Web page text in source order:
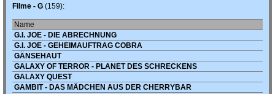
Filme - G (159):
Name
G.I. JOE - DIE ABRECHNUNG
G.I. JOE - GEHEIMAUFTRAG COBRA
GÄNSEHAUT
GALAXY OF TERROR - PLANET DES SCHRECKENS
GALAXY QUEST
GAMBIT - DAS MÄDCHEN AUS DER CHERRYBAR